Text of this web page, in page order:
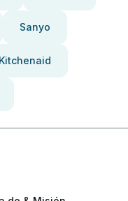
Sanyo
Kitchenaid